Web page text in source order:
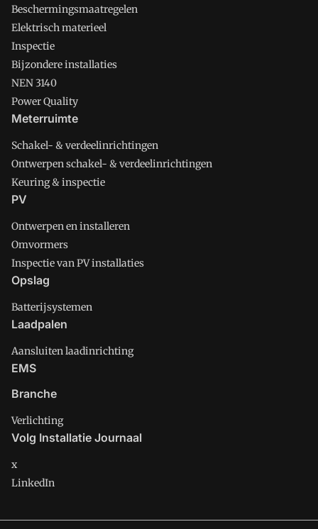
Beschermingsmaatregelen
Elektrisch materieel
Inspectie
Bijzondere installaties
NEN 3140
Power Quality
Meterruimte
Schakel- & verdeelinrichtingen
Ontwerpen schakel- & verdeelinrichtingen
Keuring & inspectie
PV
Ontwerpen en installeren
Omvormers
Inspectie van PV installaties
Opslag
Batterijsystemen
Laadpalen
Aansluiten laadinrichting
EMS
Branche
Verlichting
Volg Installatie Journaal
x
LinkedIn